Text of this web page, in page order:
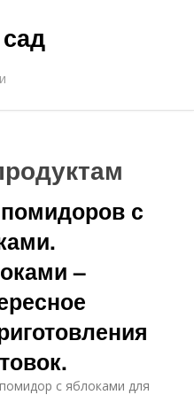
с
–
с яблоками для